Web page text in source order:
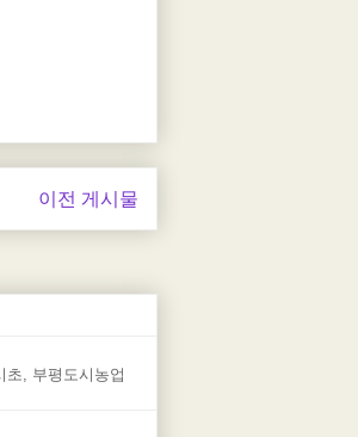
이전 게시물
초, 부평도시농업